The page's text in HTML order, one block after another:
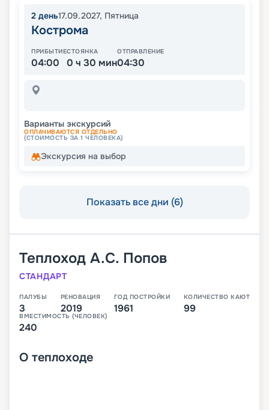
2 день17.09.2027, Пятница
Кострома
ПРИБЫТИЕ
04:00
СТОЯНКА
0 ч 30 мин
ОТПРАВЛЕНИЕ
04:30
Варианты экскурсий
ОПЛАЧИВАЮТСЯ ОТДЕЛЬНО
(СТОИМОСТЬ ЗА 1 ЧЕЛОВЕКА)
Экскурсия на выбор
Показать все дни (6)
Теплоход А.С. Попов
СТАНДАРТ
ПАЛУБЫ
3
РЕНОВАЦИЯ
2019
ГОД ПОСТРОЙКИ
1961
КОЛИЧЕСТВО КАЮТ
99
ВМЕСТИМОСТЬ (ЧЕЛОВЕК)
240
О теплоходе